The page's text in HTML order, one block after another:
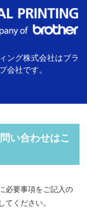
ング株式会社はブラ
会社です。
い合わせはこ
必要事項をご記入の
てください。